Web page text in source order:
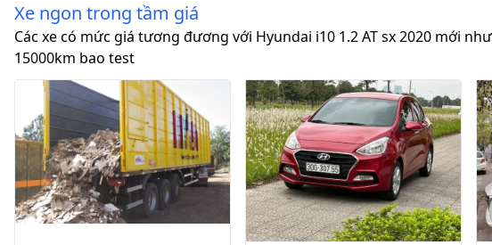
Xe ngon trong tầm giá
Các xe có mức giá tương đương với Hyundai i10 1.2 AT sx 2020 mới
15000km bao test